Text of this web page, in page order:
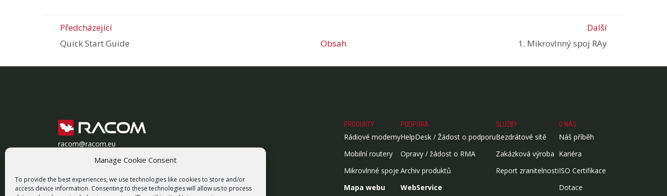
Manage Cookie Consent
To provide the best experiences, we use technologies like cookies to store and/or
access device information. Consenting to these technologies will allow us to process
Předcházející
Další
Quick Start Guide
Obsah 1. Mikrovlnný spoj RAy
racom@racom.eu
+420 722 937 522
PRODUKTY
Rádiové modemy
Mobilní routery
Mikrovlnné spoje
Mapa webu
PODPORA
HelpDesk / Žádost o podporu
Opravy / žádost o RMA
Archiv produktů
WebService
SLUŽBY
Bezdrátové sítě
Zakázková výroba
Report zranitelnosti
O NÁS
Náš příběh
Kariéra
ISO Certifikace
Dotace